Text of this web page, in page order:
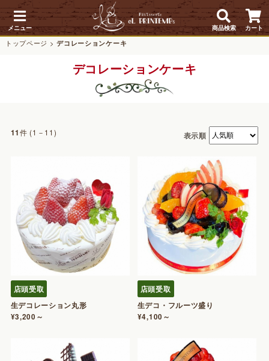
メニュー 商品検索 カート
トップページ >デコレーションケーキ
デコレーションケーキ
11件 (1－11) 表示順
店頭受取
生デコレーション丸形
¥3,200～
店頭受取
生デコ・フルーツ盛り
¥4,100～